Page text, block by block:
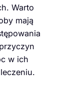
Warto
mają
w ich